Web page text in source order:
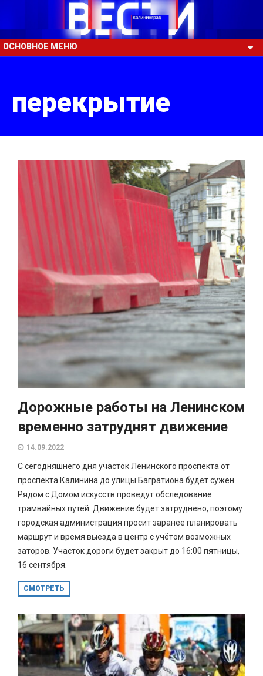
ОСНОВНОЕ МЕНЮ
перекрытие
Дорожные работы на Ленинском
временно затруднят движение
14.09.2022
С сегодняшнего дня участок Ленинского проспекта от
проспекта Калинина до улицы Багратиона будет сужен.
Рядом с Домом искусств проведут обследование
трамвайных путей. Движение будет затруднено, поэтому
городская администрация просит заранее планировать
маршрут и время выезда в центр с учётом возможных
заторов. Участок дороги будет закрыт до 16:00 пятницы,
16 сентября.
СМОТРЕТЬ